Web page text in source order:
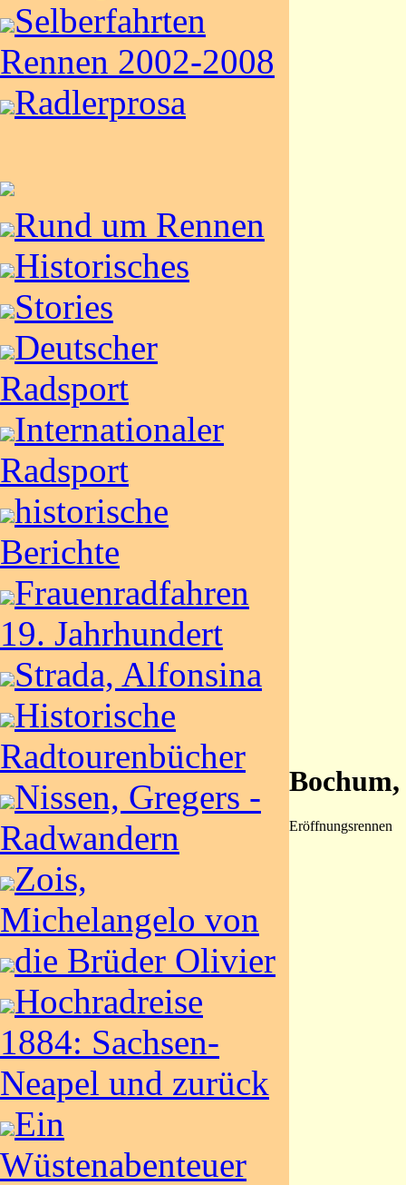
Selberfahrten
Rennen 2002-2008
Radlerprosa
Rund um Rennen
Historisches
Stories
Deutscher
Radsport
Internationaler
Radsport
historische
Berichte
Frauenradfahren
19. Jahrhundert
Strada, Alfonsina
Historische
Radtourenbücher
Nissen, Gregers -
Radwandern
Zois,
Michelangelo von
die Brüder Olivier
Hochradreise
1884: Sachsen-
Neapel und zurück
Ein
Wüstenabenteuer
Eröffnungsrennen